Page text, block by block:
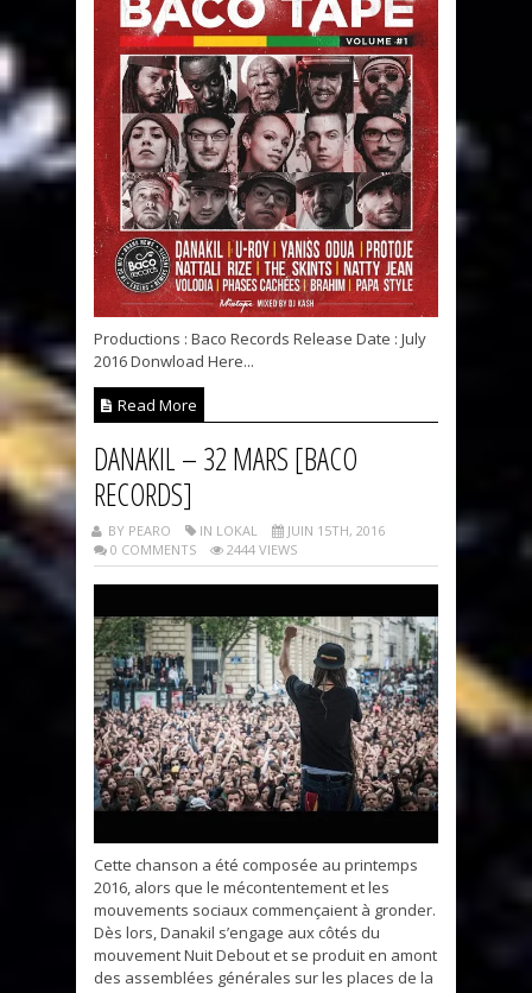
Productions : Baco Records Release Date : July
2016 Donwload Here...
Read More
DANAKIL – 32 MARS [BACO
RECORDS]
BY PEARO IN LOKAL
JUIN 15TH, 2016
0 COMMENTS
2444 VIEWS
Cette chanson a été composée au printemps
2016, alors que le mécontentement et les
mouvements sociaux commençaient à gronder.
Dès lors, Danakil s’engage aux côtés du
mouvement Nuit Debout et se produit en amont
des assemblées générales sur les places de la